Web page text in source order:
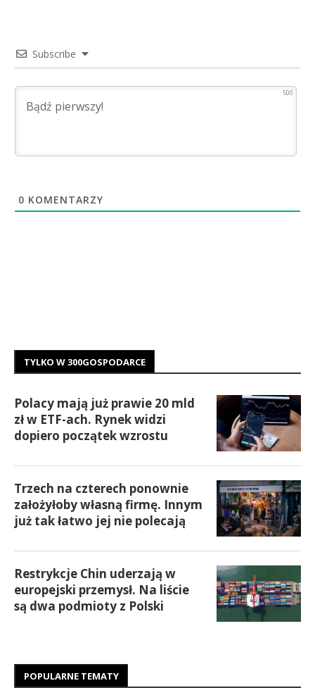
Subscribe
500
0 KOMENTARZY
TYLKO W 300GOSPODARCE
Polacy mają już prawie 20 mld
zł w ETF-ach. Rynek widzi
dopiero początek wzrostu
Trzech na czterech ponownie
założyłoby własną firmę. Innym
już tak łatwo jej nie polecają
Restrykcje Chin uderzają w
europejski przemysł. Na liście
są dwa podmioty z Polski
POPULARNE TEMATY